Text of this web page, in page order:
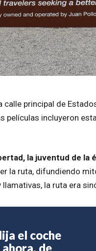
principal de
películas incluyeron
la juventud de la
la ruta, difundiendo
la ruta era
el coche
de